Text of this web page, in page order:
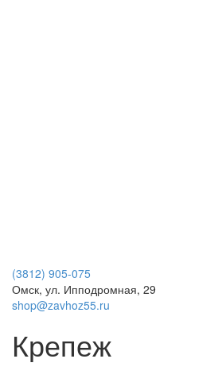
(3812) 905-075
Омск, ул. Ипподромная, 29
shop@zavhoz55.ru
Крепеж